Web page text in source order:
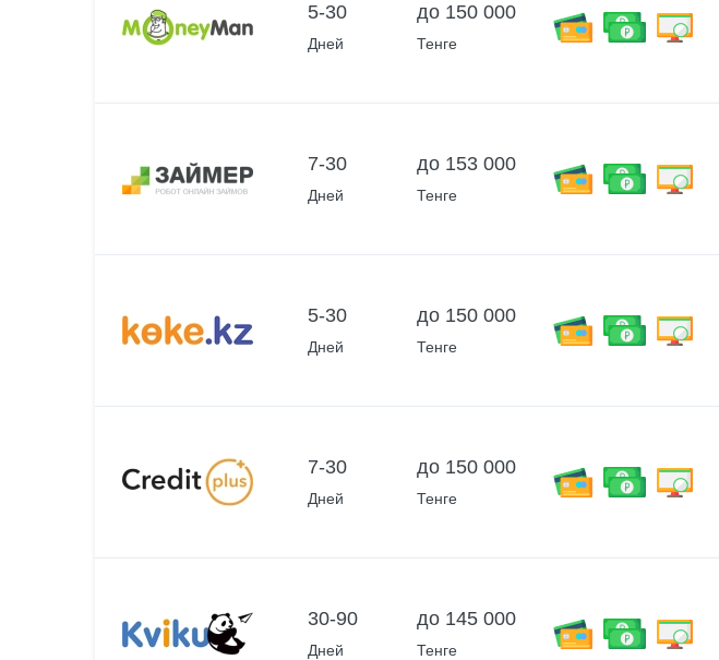
5-30
Дней
до 150 000
Тенге
7-30
Дней
до 153 000
Тенге
5-30
Дней
до 150 000
Тенге
7-30
Дней
до 150 000
Тенге
30-90
Дней
до 145 000
Тенге